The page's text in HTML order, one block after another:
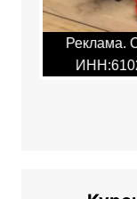
Реклама.